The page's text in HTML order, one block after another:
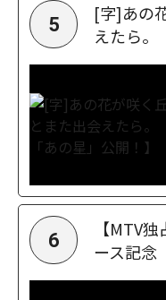
5
[字]あの
えたら。
6
【MTV
ース記念